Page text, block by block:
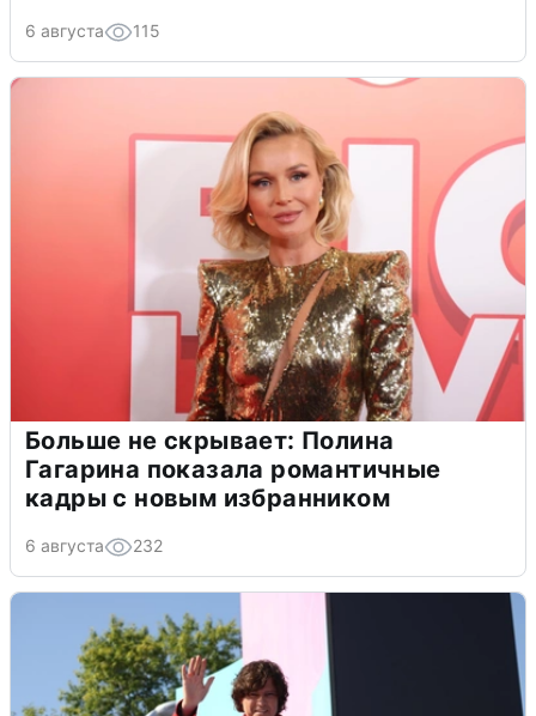
6 августа 115
Больше не скрывает: Полина
Гагарина показала романтичные
кадры с новым избранником
6 августа 232